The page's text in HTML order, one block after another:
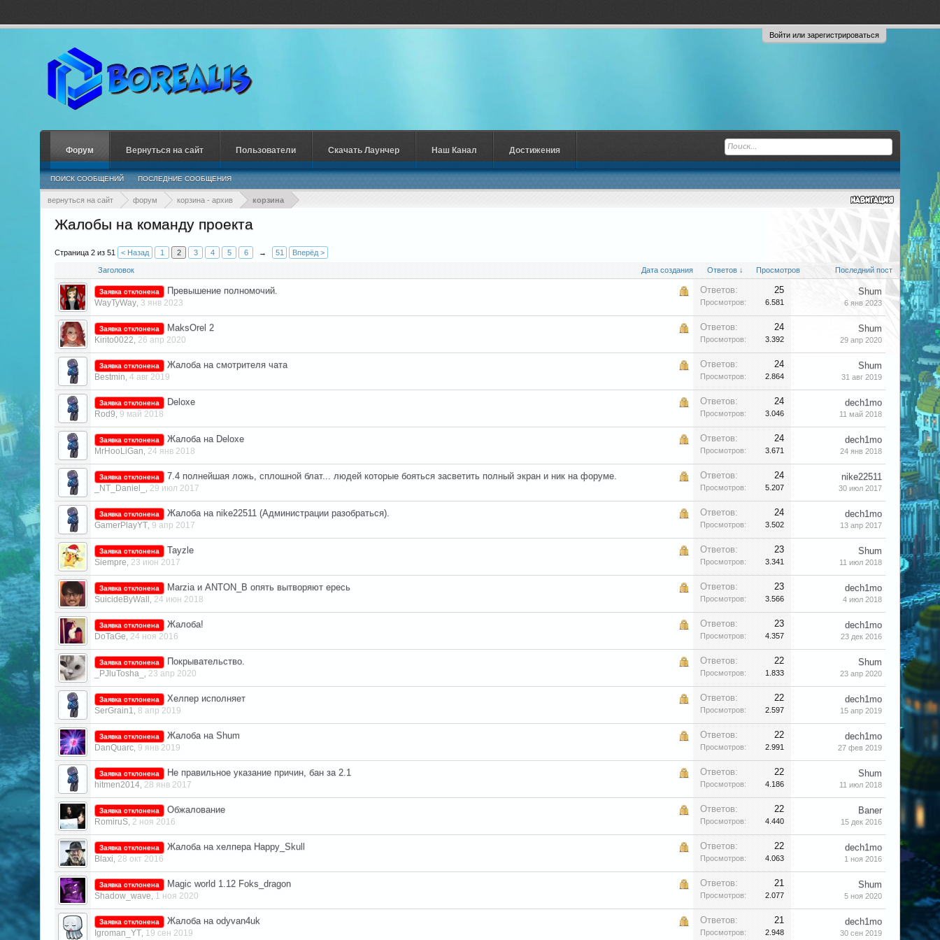
Войти или зарегистрироваться
вернуться на сайт форум корзина - архив корзина
Жалобы на команду проекта
Страница 2 из 51 < Назад 1 2 3 4 5 6 → 51 Вперёд >
Заголовок Дата создания Ответов ↓ Просмотров Последний пост
Заявка отклонена Превышение полномочий.
WayTyWay 3 янв 2023
Ответов: 25
Просмотров: 6.581
Shum
6 янв 2023
Заявка отклонена MaksOrel 2
Kirito0022 26 апр 2020
Ответов: 24
Просмотров: 3.392
Shum
29 апр 2020
Заявка отклонена Жалоба на смотрителя чата
Bestmin 4 авг 2019
Ответов: 24
Просмотров: 2.864
Shum
31 авг 2019
Заявка отклонена Deloxe
Rod9 9 май 2018
Ответов: 24
Просмотров: 3.046
dech1mo
11 май 2018
Заявка отклонена Жалоба на Deloxe
MrHooLiGan 24 янв 2018
Ответов: 24
Просмотров: 3.671
dech1mo
24 янв 2018
Заявка отклонена 7.4 полнейшая ложь, сплошной блат... людей которые бояться засветить полный экран и ник на форуме.
_NT_Daniel_ 29 июл 2017
Ответов: 24
Просмотров: 5.207
nike22511
30 июл 2017
Заявка отклонена Жалоба на nike22511 (Администрации разобраться).
GamerPlayYT 9 апр 2017
Ответов: 24
Просмотров: 3.502
dech1mo
13 апр 2017
Заявка отклонена Tayzle
Siempre 23 июн 2017
Ответов: 23
Просмотров: 3.341
Shum
11 июл 2018
Заявка отклонена Marzia и ANTON_B опять вытворяют ересь
SuicideByWall 24 июн 2018
Ответов: 23
Просмотров: 3.566
dech1mo
4 июл 2018
Заявка отклонена Жалоба!
DoTaGe 24 ноя 2016
Ответов: 23
Просмотров: 4.357
dech1mo
23 дек 2016
Заявка отклонена Покрывательство.
_PJluTosha_ 23 апр 2020
Ответов: 22
Просмотров: 1.833
Shum
23 апр 2020
Заявка отклонена Хелпер исполняет
SerGrain1 8 апр 2019
Ответов: 22
Просмотров: 2.597
dech1mo
15 апр 2019
Заявка отклонена Жалоба на Shum
DanQuarc 9 янв 2019
Ответов: 22
Просмотров: 2.991
dech1mo
27 фев 2019
Заявка отклонена Не правильное указание причин, бан за 2.1
hitmen2014 28 янв 2017
Ответов: 22
Просмотров: 4.186
Shum
11 июл 2018
Заявка отклонена Обжалование
RomiruS 2 ноя 2016
Ответов: 22
Просмотров: 4.440
Baner
15 дек 2016
Заявка отклонена Жалоба на хелпера Happy_Skull
Blaxi 28 окт 2016
Ответов: 22
Просмотров: 4.063
dech1mo
1 ноя 2016
Заявка отклонена Magic world 1.12 Foks_dragon
Shadow_wave 1 ноя 2020
Ответов: 21
Просмотров: 2.077
Shum
5 ноя 2020
Заявка отклонена Жалоба на odyvan4uk
Igroman_YT 19 сен 2019
Ответов: 21
Просмотров: 2.948
dech1mo
30 сен 2019
Форум
ПОИСК СООБЩЕНИЙ ПОСЛЕДНИЕ СООБЩЕНИЯ
Вернуться на сайт Пользователи Скачать Лаунчер Наш Канал Достижения